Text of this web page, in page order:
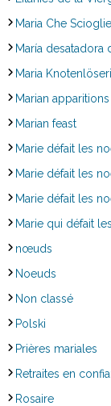
Maria Che
María desatadora
Maria
Marian apparitions
Marian feast
Marie défait les
Marie défait les
Marie défait les
Marie qui défait
nœuds
Noeuds
Non classé
Polski
Prières mariales
Retraites en
Rosaire